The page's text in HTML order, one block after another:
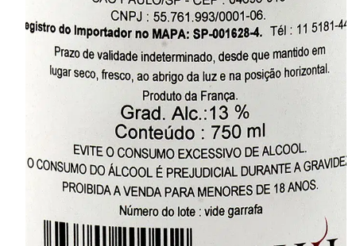
Encorpado
AMADURECIMENTO
14 Meses Sobre Lias
TEOR ALCOÓLICO
SUGESTÃO DE
GUARDA
8 a 10 anos
VOLUME
750ml